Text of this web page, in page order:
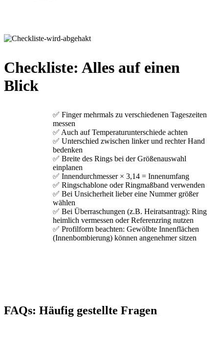
Checkliste: Alles auf einen
Blick
✅ Finger mehrmals zu verschiedenen Tageszeiten
messen
✅ Auch auf Temperaturunterschiede achten
✅ Unterschied zwischen linker und rechter Hand
bedenken
✅ Breite des Rings bei der Größenauswahl
einplanen
✅ Innendurchmesser × 3,14 = Innenumfang
✅ Ringschablone oder Ringmaßband verwenden
✅ Bei Unsicherheit lieber eine Nummer größer
wählen
✅ Bei Überraschungen (z.B. Heiratsantrag): Ring
heimlich vermessen oder Referenzring nutzen
✅ Profilform beachten: Gewölbte Innenflächen
(Innenbombierung) können angenehmer sitzen
FAQs: Häufig gestellte Fragen